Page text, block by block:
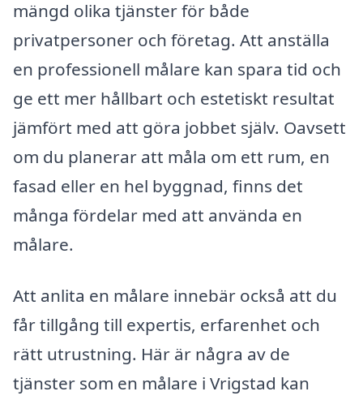
mängd olika tjänster för både
privatpersoner och företag. Att anställa
en professionell målare kan spara tid och
ge ett mer hållbart och estetiskt resultat
jämfört med att göra jobbet själv. Oavsett
om du planerar att måla om ett rum, en
fasad eller en hel byggnad, finns det
många fördelar med att använda en
målare.
Att anlita en målare innebär också att du
får tillgång till expertis, erfarenhet och
rätt utrustning. Här är några av de
tjänster som en målare i Vrigstad kan